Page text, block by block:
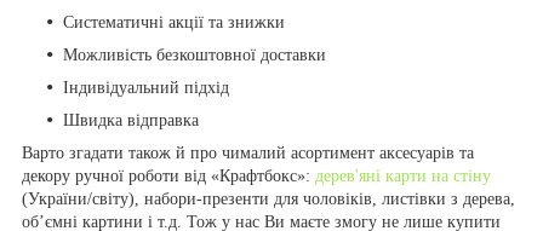
Систематичні акції та знижки
Можливість безкоштовної доставки
Індивідуальний підхід
Швидка відправка
Варто згадати також й про чималий асортимент аксесуарів та
декору ручної роботи від «Крафтбокс»: дерев'яні карти на стіну
(України/світу), набори-презенти для чоловіків, листівки з дерева,
об’ємні картини і т.д. Тож у нас Ви маєте змогу не лише купити